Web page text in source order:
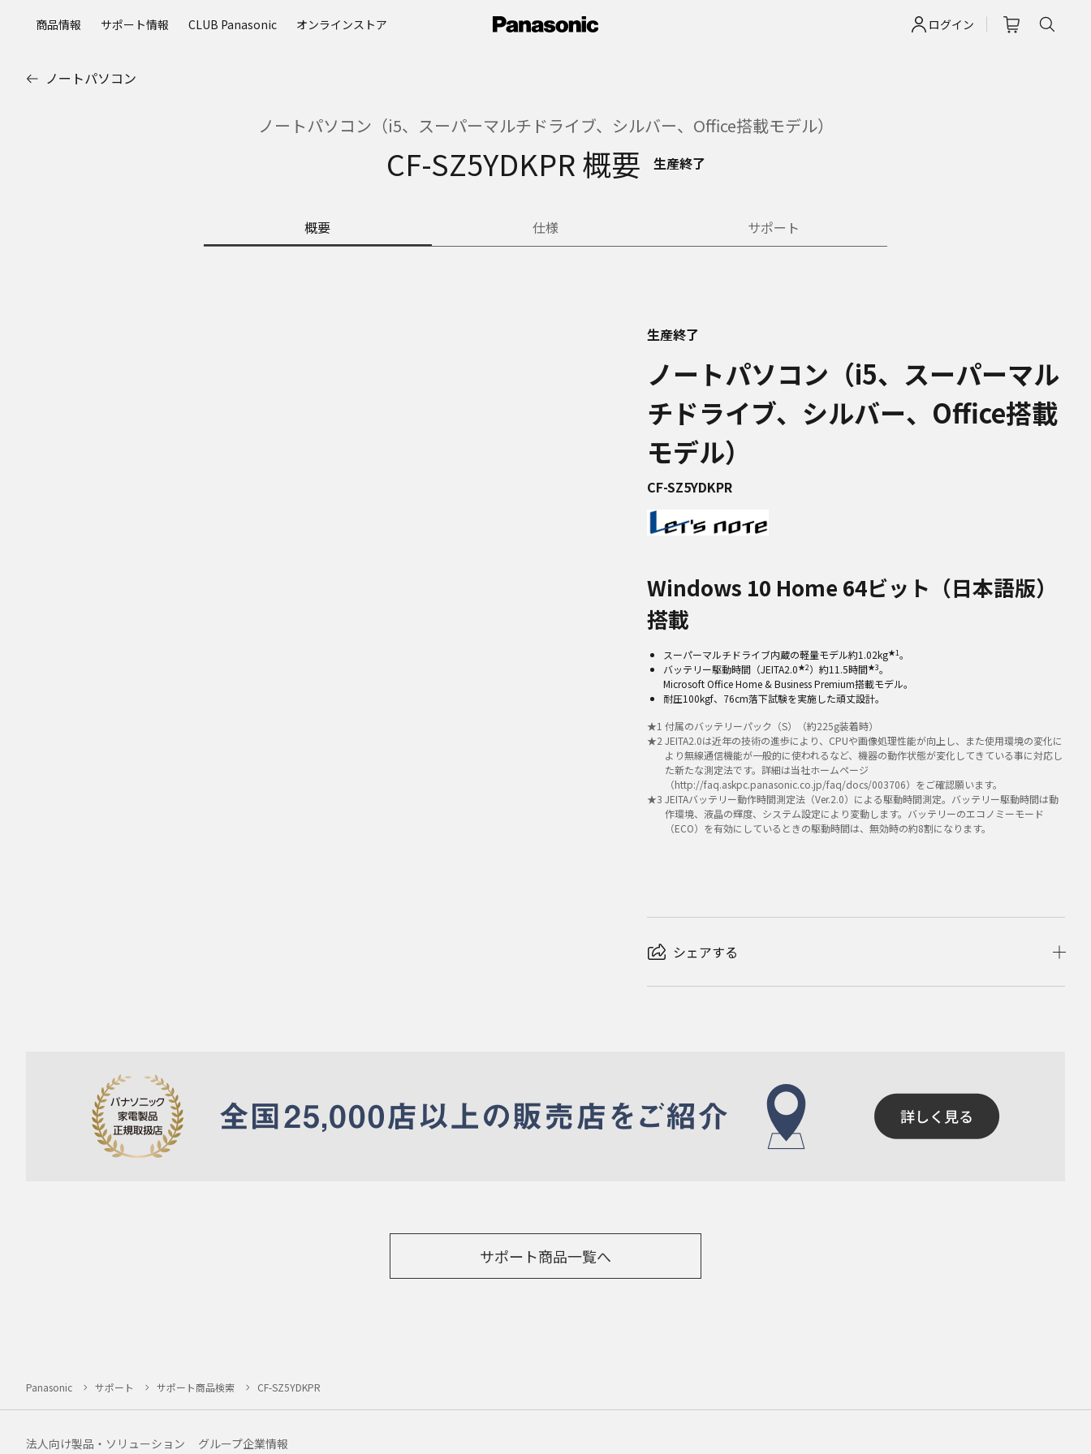
ログイン
商品情報 サポート情報 CLUB Panasonic オンラインストア
ノートパソコン
ノートパソコン（i5、スーパーマルチドライブ、シルバー、Office搭載モデル）
CF-SZ5YDKPR 概要 生産終了
概要 仕様 サポート
生産終了
ノートパソコン（i5、スーパーマル
チドライブ、シルバー、Office搭載
モデル）
CF-SZ5YDKPR
Windows 10 Home 64ビット（日本語版）
搭載
スーパーマルチドライブ内蔵の軽量モデル約1.02kg★1。
バッテリー駆動時間（JEITA2.0★2）約11.5時間★3。
Microsoft Office Home & Business Premium搭載モデル。
耐圧100kgf、76cm落下試験を実施した頑丈設計。
★1 付属のバッテリーパック（S）（約225g装着時）
★2 JEITA2.0は近年の技術の進歩により、CPUや画像処理性能が向上し、また使用環境の変化に
より無線通信機能が一般的に使われるなど、機器の動作状態が変化してきている事に対応し
た新たな測定法です。詳細は当社ホームページ
（http://faq.askpc.panasonic.co.jp/faq/docs/003706）をご確認願います。
★3 JEITAバッテリー動作時間測定法（Ver.2.0）による駆動時間測定。バッテリー駆動時間は動
作環境、液晶の輝度、システム設定により変動します。バッテリーのエコノミーモード
（ECO）を有効にしているときの駆動時間は、無効時の約8割になります。
シェアする
サポート商品一覧へ
Panasonic サポート サポート商品検索 CF-SZ5YDKPR
法人向け製品・ソリューション グループ企業情報